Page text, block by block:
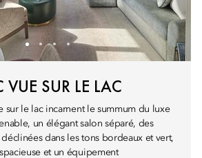
VUE SUR LE LAC
sur le lac incarnent le summum du luxe
un élégant salon séparé, des
dans les tons bordeaux et vert,
et un équipement